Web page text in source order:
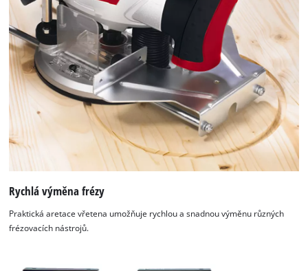
Rychlá výměna frézy
Praktická aretace vřetena umožňuje rychlou a snadnou výměnu různých
frézovacích nástrojů.